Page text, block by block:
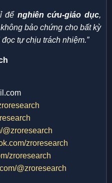
để nghiên cứu-giáo dục,
bảo chứng cho bất kỳ
tự chịu trách nhiệm.”
@zroresearch
zroresearch
zroresearch
@zroresearch